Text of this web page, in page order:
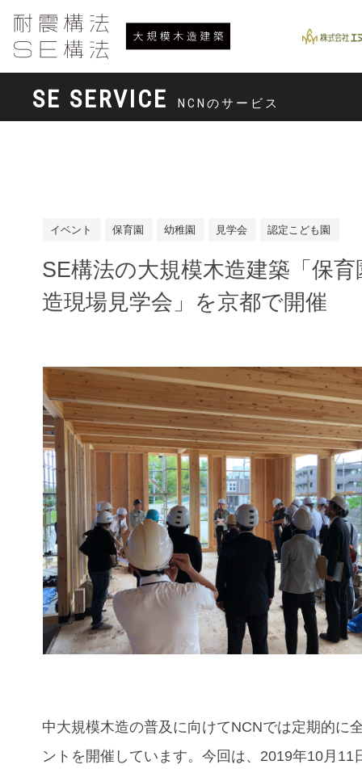
SE SERVICE NCNのサービス
イベント 保育園 幼稚園 見学会 認定こども園
SE構法の大規模木造建築「保
造現場見学会」を京都で開催
中大規模木造の普及に向けてNCNでは定期的に
ントを開催しています。今回は、 2019年10月 11